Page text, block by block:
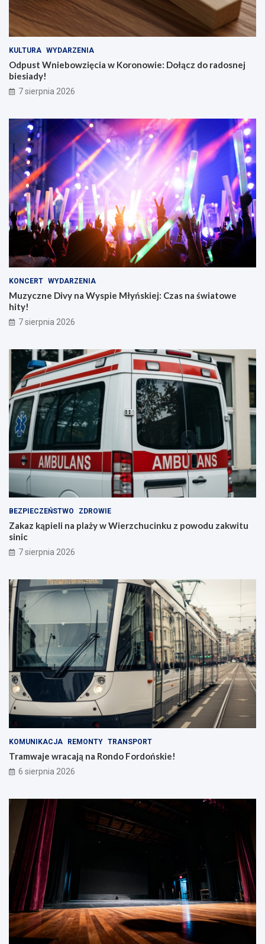
KULTURA WYDARZENIA
Odpust Wniebowzięcia w Koronowie: Dołącz do radosnej
biesiady!
7 sierpnia 2026
KONCERT WYDARZENIA
Muzyczne Divy na Wyspie Młyńskiej: Czas na światowe
hity!
7 sierpnia 2026
BEZPIECZEŃSTWO ZDROWIE
Zakaz kąpieli na plaży w Wierzchucinku z powodu zakwitu
sinic
7 sierpnia 2026
KOMUNIKACJA REMONTY TRANSPORT
Tramwaje wracają na Rondo Fordońskie!
6 sierpnia 2026